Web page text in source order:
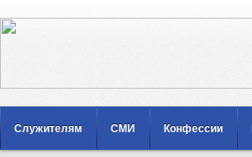
Служителям СМИ Конфессии